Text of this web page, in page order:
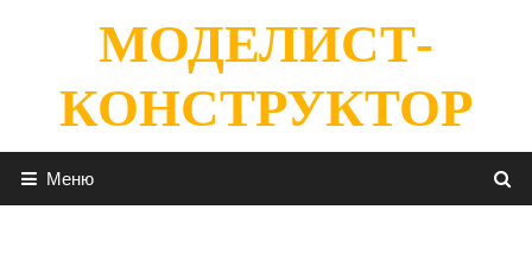
содержимомуМОДЕЛИСТ-
КОНСТРУКТОР
Меню